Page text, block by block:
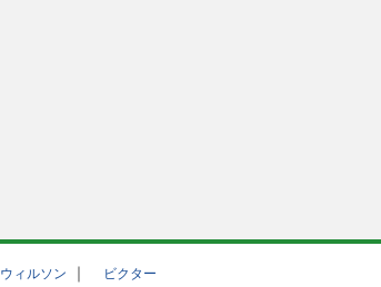
ウィルソン ｜ ビクター